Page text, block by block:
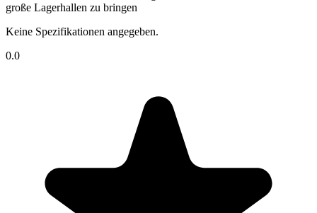
große Lagerhallen zu bringen
Keine Spezifikationen angegeben.
0.0